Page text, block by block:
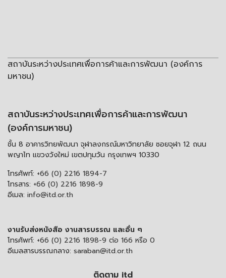
สถาบันระหว่างประเทศเพื่อการค้าและการพัฒนา (องค์การ
มหาชน)
สถาบันระหว่างประเทศเพื่อการค้าและการพัฒนา
(องค์การมหาชน)
ชั้น 8 อาคารวิทยพัฒนา จุฬาลงกรณ์มหาวิทยาลัย ซอยจุฬา 12 ถนน
พญาไท แขวงวังใหม่ เขตปทุมวัน กรุงเทพฯ 10330
โทรศัพท์: +66 (0) 2216 1894-7
โทรสาร: +66 (0) 2216 1898-9
อีเมล: info@itd.or.th
งานรับส่งหนังสือ งานสารบรรณ และอื่น ๆ
โทรศัพท์: +66 (0) 2216 1898-9 ต่อ 166 หรือ 0
อีเมลสารบรรณกลาง: saraban@itd.or.th
ติดตาม itd